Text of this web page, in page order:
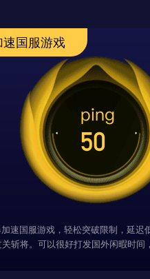
国服游戏
速国服游戏，轻松突破限制，延迟
斩将。可以很好打发国外闲暇时间